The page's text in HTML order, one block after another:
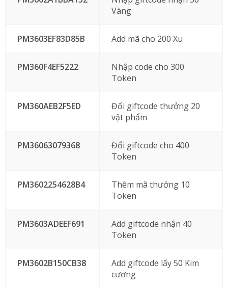
Vàng
PM3603EF83D85B Add mã cho 200 Xu
PM360F4EF5222
Nhập code cho 300
Token
PM360AEB2F5ED
Đổi giftcode thưởng 20
vật phẩm
PM36063079368
Đổi giftcode cho 400
Token
PM3602254628B4
Thêm mã thưởng 10
Token
PM3603ADEEF691
Add giftcode nhận 40
Token
PM3602B150CB38
Add giftcode lấy 50 Kim
cương